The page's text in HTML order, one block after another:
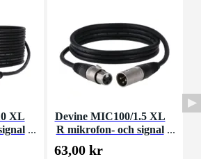
XL
Devine MIC100/1.5 XL
R mikrofon- och signal
kabel 1,5 meter
63,00 kr